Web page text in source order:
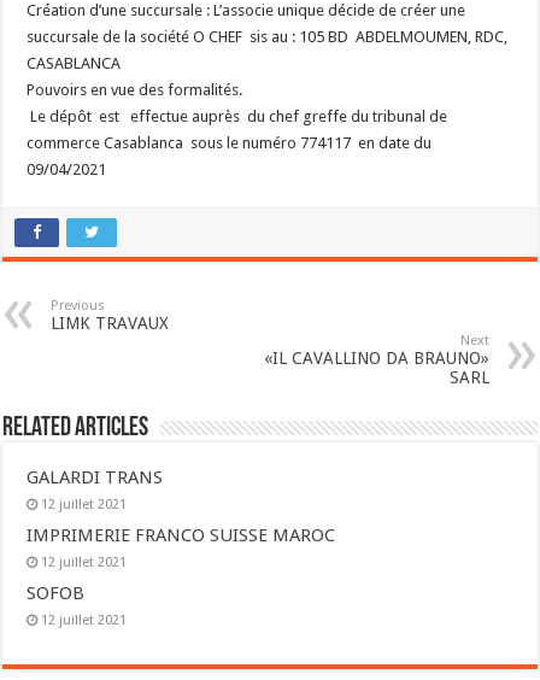
Création d’une succursale : L’associe unique décide de créer une
succursale de la société O CHEF sis au : 105 BD ABDELMOUMEN, RDC,
CASABLANCA
Pouvoirs en vue des formalités.
Le dépôt est effectue auprès du chef greffe du tribunal de
commerce Casablanca sous le numéro 774117 en date du
09/04/2021
Previous
LIMK TRAVAUX
Next
«IL CAVALLINO DA BRAUNO»
SARL
Related Articles
GALARDI TRANS
12 juillet 2021
IMPRIMERIE FRANCO SUISSE MAROC
12 juillet 2021
SOFOB
12 juillet 2021